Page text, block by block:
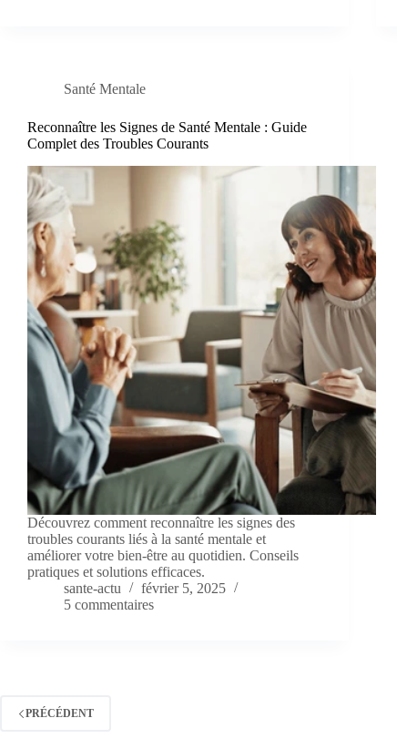
Santé Mentale
Reconnaître les Signes de Santé Mentale : Guide
Complet des Troubles Courants
Découvrez comment reconnaître les signes des
troubles courants liés à la santé mentale et
améliorer votre bien-être au quotidien. Conseils
pratiques et solutions efficaces.
sante-actu
février 5, 2025
5 commentaires
PRÉCÉDENT